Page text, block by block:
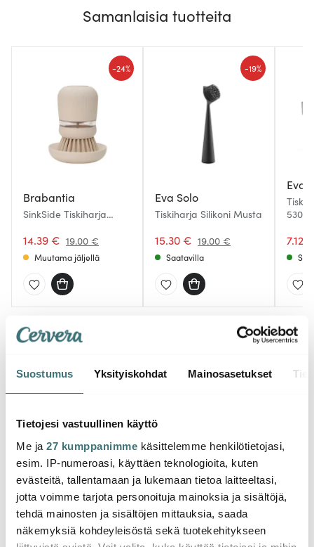
Suostumus Yksityiskohdat Mainosasetukset
Tietojesi vastuullinen käyttö
Me ja 27 kumppanimme käsittelemme henkilötietojasi,
esim. IP-numeroasi, käyttäen teknologioita, kuten
evästeitä, tallentamaan ja lukemaan tietoa laitteeltasi,
jotta voimme tarjota personoituja mainoksia ja sisältöjä,
tehdä mainosten ja sisältöjen mittauksia, saada
näkemyksiä kohdeyleisöstä sekä tuotekehitykseen
Samanlaisia tuotteita
Brabantia
SinkSide Tiskiharja
Beige
14.39 € 19.00 €
-24%
Muutama jäljellä
Eva Solo
Tiskiharja Silikoni Musta
15.30 € 19.00 €
-19%
Saatavilla
Eva
7.12
Eva Solo
Eva Solo Eva